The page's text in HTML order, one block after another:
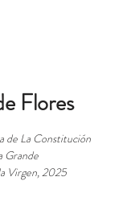
Flores
de La Constitución
Grande
Virgen, 2025